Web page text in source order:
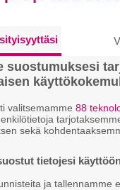
Tobias
mukana
miehistöä
suostumuksesi
valitsemamme88
sekä
tietojesi
ja tallennamme